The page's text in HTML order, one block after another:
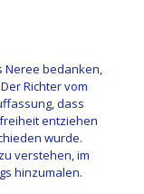
Neree bedanken,
Richter vom
dass
entziehen
wurde.
verstehen, im
hinzumalen.